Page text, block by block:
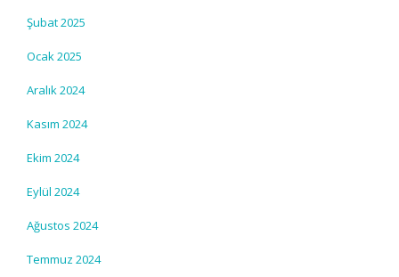
Şubat 2025
Ocak 2025
Aralık 2024
Kasım 2024
Ekim 2024
Eylül 2024
Ağustos 2024
Temmuz 2024